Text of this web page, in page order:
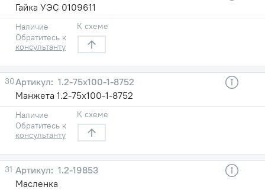
Гайка УЭС 0109611
Наличие
Обратитесь к
консультанту
К схеме
30
1.2-75х100-1-8752
Манжета 1.2-75х100-1-8752
Наличие
Обратитесь к
консультанту
К схеме
31
1.2-19853
Масленка